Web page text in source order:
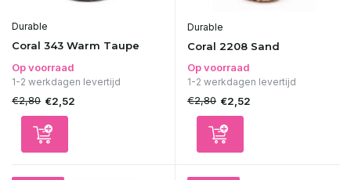
Durable
Coral 343 Warm Taupe
Op voorraad
1-2 werkdagen levertijd
€2,80 €2,52
Durable
Coral 2208 Sand
Op voorraad
1-2 werkdagen levertijd
€2,80 €2,52